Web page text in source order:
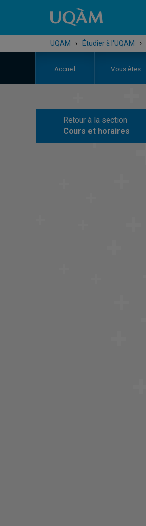
UQAM › Étudier à l'UQAM ›
Accueil Vous êtes
Retour à la section
Cours et horaires